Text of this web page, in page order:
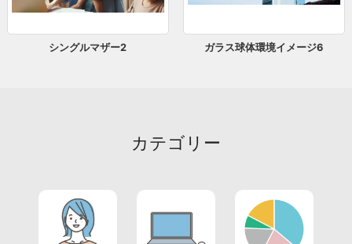
シングルマザー2 ガラス球体環境イメージ6
カテゴリー